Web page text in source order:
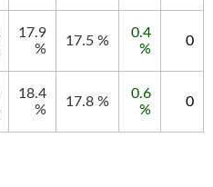
17.9
%
17.5 %
0.4
%
0
18.4
%
17.8 %
0.6
%
0